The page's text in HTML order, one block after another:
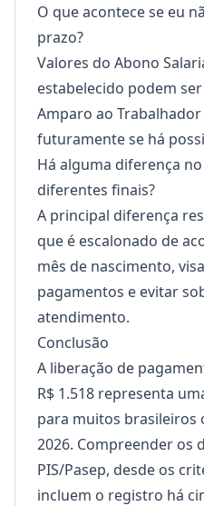
O que acontece se eu
prazo?
Valores do Abono
estabelecido podem
Amparo ao
futuramente se há
Há alguma diferença
diferentes finais?
A principal diferença
que é escalonado de
mês de nascimento,
pagamentos e evitar
atendimento.
Conclusão
A liberação de
R$ 1.518 representa
para muitos brasileiros
2026. Compreender os
PIS/Pasep, desde os
incluem o registro há